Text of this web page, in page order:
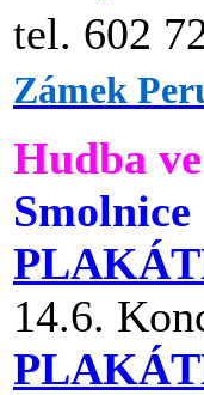
tel. 602
Zámek
Hudba
Smolnice
14.6.